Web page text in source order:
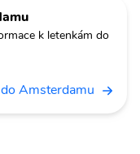
k letenkám do
Amsterdamu